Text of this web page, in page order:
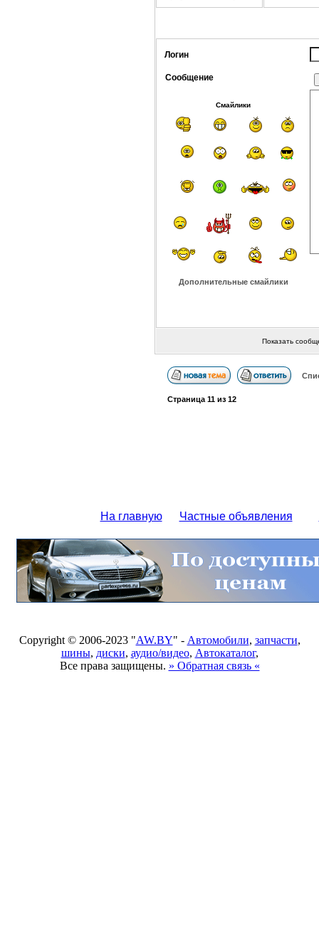
Логин
Сообщение
Смайлики
Дополнительные смайлики
Показать
Страница 11из 12
На главную Частные объявления
Copyright © 2006-2023 "AW.BY" - Автомобили, запчасти,
шины, диски, аудио/видео, Автокаталог,
Все права защищены. » Обратная связь «